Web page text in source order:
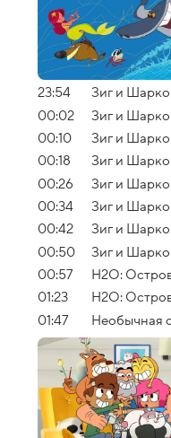
23:54
Зиг и Шарко
00:02
Зиг и Шарко
00:10
Зиг и Шарко
00:18
Зиг и Шарко
00:26
Зиг и Шарко
00:34
Зиг и Шарко
00:42
Зиг и
00:50
Зиг и
00:57
H2O:
01:23
H2O:
01:47
Необычная